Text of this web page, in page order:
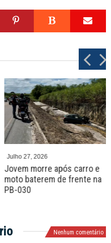
Julho 27, 2026
Jovem morre após carro e
moto baterem de frente na
PB-030
P
r
e
v
N
e
x
t
Nenhum comentário